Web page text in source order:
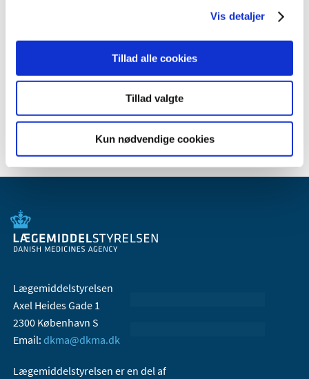
Vis detaljer
Tillad alle cookies
Tillad valgte
Kun nødvendige cookies
2009 (14)
2007 (3)
2005 (2)
Lægemiddelstyrelsen
Axel Heides Gade 1
2300 København S
Email: dkma@dkma.dk
Lægemiddelstyrelsen er en del af